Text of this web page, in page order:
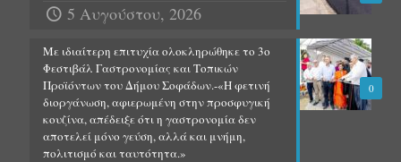
5 Αυγούστου, 2026
0
Με ιδιαίτερη επιτυχία ολοκληρώθηκε το 3ο
Φεστιβάλ Γαστρονομίας και Τοπικών
Προϊόντων του Δήμου Σοφάδων.-«Η φετινή
διοργάνωση, αφιερωμένη στην προσφυγική
κουζίνα, απέδειξε ότι η γαστρονομία δεν
αποτελεί μόνο γεύση, αλλά και μνήμη,
πολιτισμό και ταυτότητα.»